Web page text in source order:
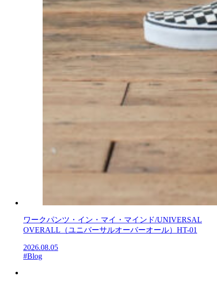
ワークパンツ・イン・マイ・マインド/UNIVERSAL
OVERALL（ユニバーサルオーバーオール）HT-01
2026.08.05
#Blog